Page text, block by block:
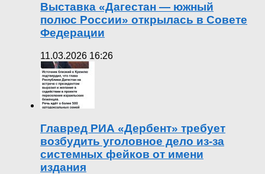
Выставка «Дагестан — южный
полюс России» открылась в Совете
Федерации
11.03.2026 16:26
Главред РИА «Дербент» требует
возбудить уголовное дело из-за
системных фейков от имени
издания